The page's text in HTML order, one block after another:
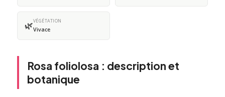
🌿VÉGÉTATION
Vivace
Rosa foliolosa : description et
botanique